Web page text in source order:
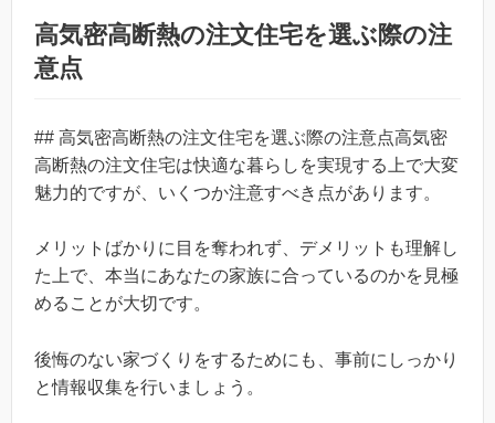
高気密高断熱の注文住宅を選ぶ際の注
意点
## 高気密高断熱の注文住宅を選ぶ際の注意点高気密
高断熱の注文住宅は快適な暮らしを実現する上で大変
魅力的ですが、いくつか注意すべき点があります。
メリットばかりに目を奪われず、デメリットも理解し
た上で、本当にあなたの家族に合っているのかを見極
めることが大切です。
後悔のない家づくりをするためにも、事前にしっかり
と情報収集を行いましょう。